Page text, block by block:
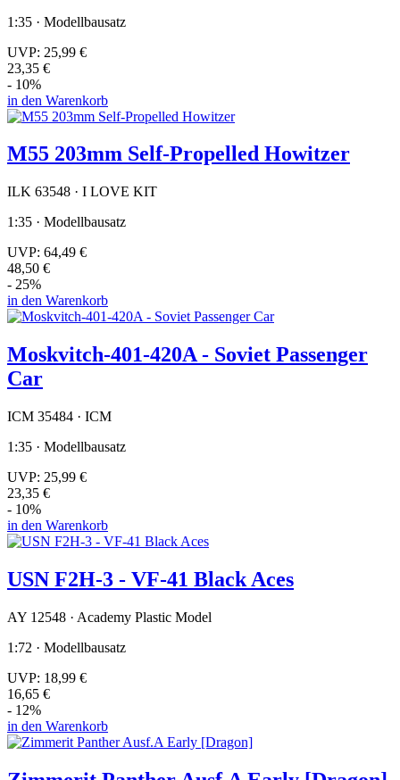
1:35 · Modellbausatz
UVP: 25,99 €
23,35 €
- 10%
in den Warenkorb
M55 203mm Self-Propelled Howitzer
ILK 63548 · I LOVE KIT
1:35 · Modellbausatz
UVP: 64,49 €
48,50 €
- 25%
in den Warenkorb
Moskvitch-401-420A - Soviet Passenger
Car
ICM 35484 · ICM
1:35 · Modellbausatz
UVP: 25,99 €
23,35 €
- 10%
in den Warenkorb
USN F2H-3 - VF-41 Black Aces
AY 12548 · Academy Plastic Model
1:72 · Modellbausatz
UVP: 18,99 €
16,65 €
- 12%
in den Warenkorb